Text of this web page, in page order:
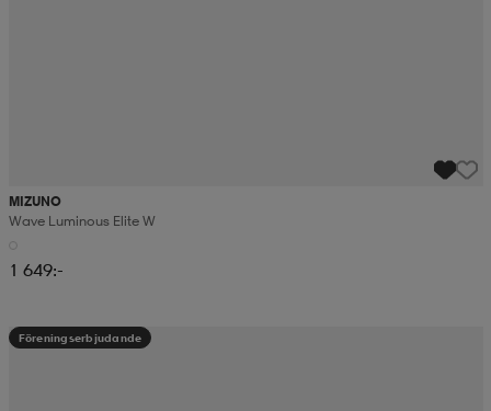
MIZUNO
Wave Luminous Elite W
1 649:-
Föreningserbjudande